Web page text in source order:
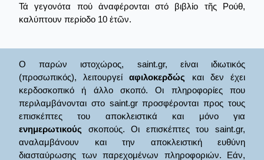
Τά γεγονότα πού ἀναφέρονται στό βιβλίο τῆς Ρούθ,
καλύπτουν περίοδο 10 ἐτῶν.
Ο παρών ιστοχώρος, saint.gr, είναι ιδιωτικός
(προσωπικός), λειτουργείαφιλοκερδώς και δεν έχει
κερδοσκοπικό ή άλλο σκοπό. Οι πληροφορίες που
περιλαμβάνονται στο saint.gr προσφέρονται προς τους
επισκέπτες του αποκλειστικά και μόνο για
ενημερωτικούς σκοπούς. Οι επισκέπτες του saint.gr,
αναλαμβάνουν και την αποκλειστική ευθύνη
διασταύρωσης των παρεχομένων πληροφοριών. Εάν,